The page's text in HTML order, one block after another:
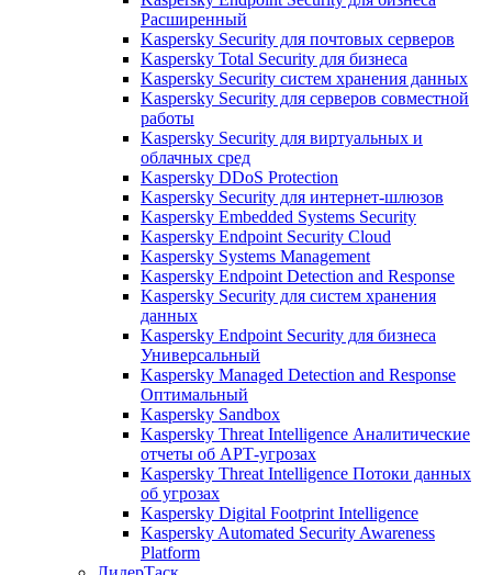
Расширенный
Kaspersky Security для почтовых серверов
Kaspersky Total Security для бизнеса
Kaspersky Security систем хранения данных
Kaspersky Security для серверов совместной
работы
Kaspersky Security для виртуальных и
облачных сред
Kaspersky DDoS Protection
Kaspersky Security для интернет-шлюзов
Kaspersky Embedded Systems Security
Kaspersky Endpoint Security Cloud
Kaspersky Systems Management
Kaspersky Endpoint Detection and Response
Kaspersky Security для систем хранения
данных
Kaspersky Endpoint Security для бизнеса
Универсальный
Kaspersky Managed Detection and Response
Оптимальный
Kaspersky Sandbox
Kaspersky Threat Intelligence Аналитические
отчеты об АРТ-угрозах
Kaspersky Threat Intelligence Потоки данных
об угрозах
Kaspersky Digital Footprint Intelligence
Kaspersky Automated Security Awareness
Platform